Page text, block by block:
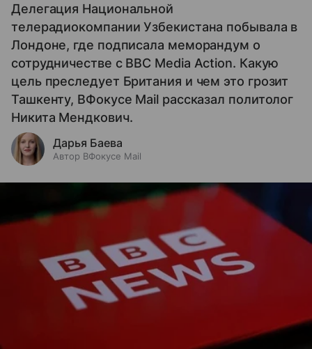
Делегация Национальной
телерадиокомпании Узбекистана побывала в
Лондоне, где подписала меморандум о
сотрудничестве с BBC Media Action. Какую
цель преследует Британия и чем это грозит
Ташкенту, ВФокусе Mail рассказал политолог
Никита Мендкович.
Дарья Баева
Автор ВФокусе Mail